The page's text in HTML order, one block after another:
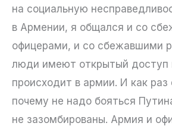
на социальную
в Армении, я общался и со
офицерами, и со сбежавшими
люди имеют открытый доступ
происходит в армии. И как раз
почему не надо бояться
не зазомбированы. Армия и